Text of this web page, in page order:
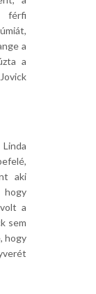
férfi
a
a
aki
hogy
a
sem
hogy